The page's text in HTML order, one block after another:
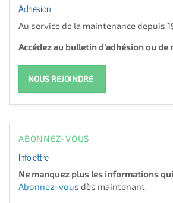
Adhésion
Au service de la maintenance depuis
Accédez au bulletin d'adhésion ou de
NOUS REJOINDRE
ABONNEZ-VOUS
Infolettre
Ne manquez plus les informations
Abonnez-vous dès maintenant.